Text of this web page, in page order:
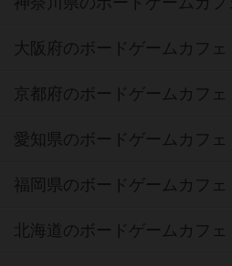
大阪府のボードゲームカフェ
京都府のボードゲームカフェ
愛知県のボードゲームカフェ
福岡県のボードゲームカフェ
北海道のボードゲームカフェ